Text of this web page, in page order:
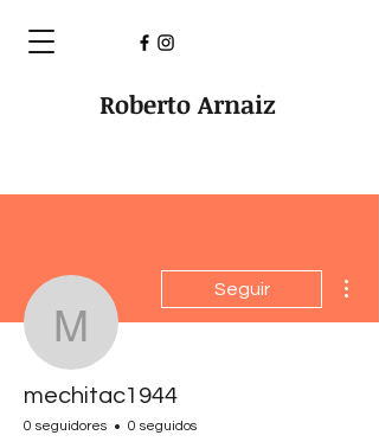
Roberto Arnaiz
mechitac1944
Seguir
mechitac1944
0 seguidores 0 seguidos